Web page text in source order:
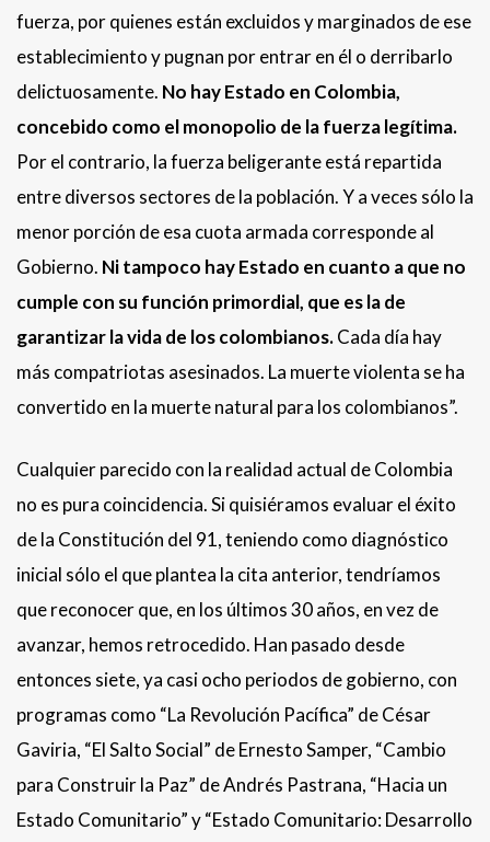
fuerza, por quienes están excluidos y marginados de ese
establecimiento y pugnan por entrar en él o derribarlo
delictuosamente. No hay Estado en Colombia,
concebido como el monopolio de la fuerza legítima.
Por el contrario, la fuerza beligerante está repartida
entre diversos sectores de la población. Y a veces sólo la
menor porción de esa cuota armada corresponde al
Gobierno. Ni tampoco hay Estado en cuanto a que no
cumple con su función primordial, que es la de
garantizar la vida de los colombianos.Cada día hay
más compatriotas asesinados. La muerte violenta se ha
convertido en la muerte natural para los colombianos”.
Cualquier parecido con la realidad actual de Colombia
no es pura coincidencia. Si quisiéramos evaluar el éxito
de la Constitución del 91, teniendo como diagnóstico
inicial sólo el que plantea la cita anterior, tendríamos
que reconocer que, en los últimos 30 años, en vez de
avanzar, hemos retrocedido. Han pasado desde
entonces siete, ya casi ocho periodos de gobierno, con
programas como “La Revolución Pacífica” de César
Gaviria, “El Salto Social” de Ernesto Samper, “Cambio
para Construir la Paz” de Andrés Pastrana, “Hacia un
Estado Comunitario” y “Estado Comunitario: Desarrollo